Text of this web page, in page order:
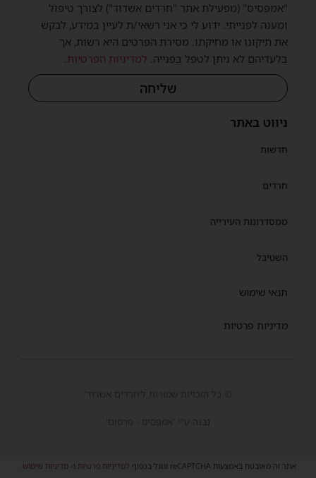
ניווט באתר
חדשות
חרדים
ממסדרונות העירייה
השטיבל
תנאי שימוש
מדיניות פרטיות
"אמפסיס" (מפעילת אתר "חרדים אשדוד") לצורך טיפול
ומענה לפנייתי. ידוע לי כי אני רשאי/ת לעיין במידע, לבקש
את תיקונו או מחיקתו. מסירת הפרטים היא רשות, אך
בלעדיהם לא ניתן לטפל בפנייה. למדיניות הפרטיות.
שליחה
© כל הזכויות שמורות ל'חרדים אשדוד'
נבנה ע"י 'אמפסיס - פרסום'
אתר זה מאובטח באמצעות reCAPTCHA וגוגל בכפוף למדיניות פרטיות ו-מדיניות שימוש.